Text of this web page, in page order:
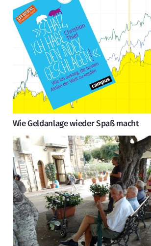
Wie Geldanlage wieder Spaß macht